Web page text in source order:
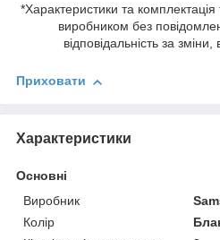
*Характеристики та
виробником без
відповідальність за
Приховати
Характеристики
Основні
Виробник
Колір